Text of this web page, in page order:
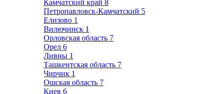
Камчатский край 8
Петропавловск-Камчатский 5
Елизово 1
Вилючинск 1
Орловская область 7
Орел 6
Ливны 1
Ташкентская область 7
Чирчик 1
Ошская область 7
Киев 6